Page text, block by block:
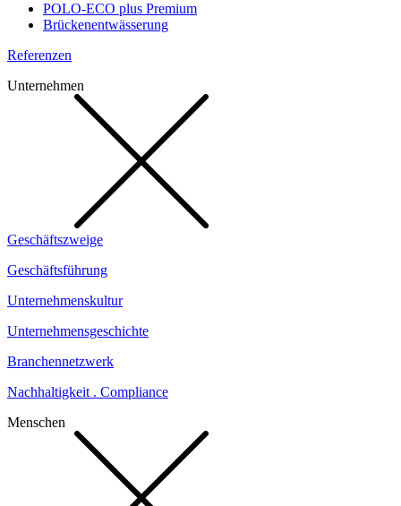
POLO-ECO plus Premium
Brückenentwässerung
Referenzen
Unternehmen
Geschäftszweige
Geschäftsführung
Unternehmenskultur
Unternehmensgeschichte
Branchennetzwerk
Nachhaltigkeit . Compliance
Menschen